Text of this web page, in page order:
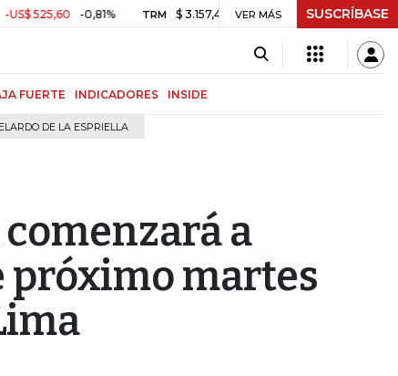
-0,81% TRM $ 3.157,43 -$ 21,97 -0,69% MSCI COLCAP
VER MÁS SUSCRÍBASE
FUERTE INDICADORES INSIDE
DE LA ESPRIELLA
a
próximo martes